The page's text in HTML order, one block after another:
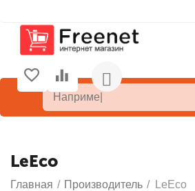
LeEco
Главная / Производитель / LeEco